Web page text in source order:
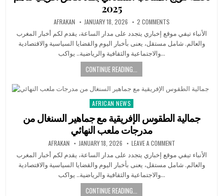
2025
AFRAKAN JANUARY 18, 2026 2 COMMENTS
الأنباء تيفي موقع إخباري يتجدد على مدار الساعة، يقدم لكم أخبار المغرب
والعالم. شامل مستقل، يعنى بأخبار اليوم والقضايا السياسية والاقتصادية
والاجتماعية والثقافية والرياضية.. يواكب…
CONTINUE READING...
Posted
AFRICAN NEWS
جمالية الطقوس الإفريقية مع جماهير السنغال من
مدرجات ملعب النهائي
AFRAKAN JANUARY 18, 2026 LEAVE A COMMENT
الأنباء تيفي موقع إخباري يتجدد على مدار الساعة، يقدم لكم أخبار المغرب
والعالم. شامل مستقل، يعنى بأخبار اليوم والقضايا السياسية والاقتصادية
والاجتماعية والثقافية والرياضية.. يواكب…
CONTINUE READING...